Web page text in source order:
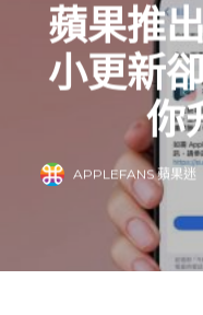
蘋果推
小更新
你
APPLEFANS 蘋果迷